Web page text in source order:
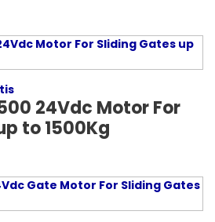
24Vdc Motor For
to 1500Kg